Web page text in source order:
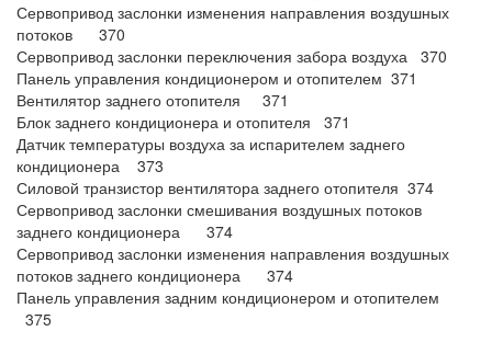
Сервопривод заслонки изменения направления воздушных
потоков 370
Сервопривод заслонки переключения забора воздуха 370
Панель управления кондиционером и отопителем 371
Вентилятор заднего отопителя 371
Блок заднего кондиционера и отопителя 371
Датчик температуры воздуха за испарителем заднего
кондиционера 373
Силовой транзистор вентилятора заднего отопителя 374
Сервопривод заслонки смешивания воздушных потоков
заднего кондиционера 374
Сервопривод заслонки изменения направления воздушных
потоков заднего кондиционера 374
Панель управления задним кондиционером и отопителем
375